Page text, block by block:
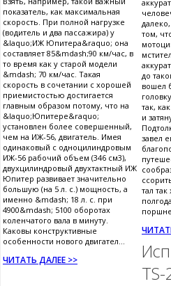
показатель, как максимальная
скорость. При полной нагрузке
(водитель и два пассажира) у
&laquo;ИЖ Юпитера&raquo; она
составляет 85&mdash;90 км/час, в
то время как у старой модели
&mdash; 70 км/час. Такая
скорость в сочетании с хорошей
приемистостью достигается
главным образом потому, что на
&laquo;Юпитере&raquo;
установлен более совершенный,
чем на ИЖ-56, двигатель. Имея
одинаковый с одноцилиндровым
ИЖ-56 рабочий объем (346 см3),
двухцилиндровый двухтактный ИЖ
Юпитер развивает значительно
большую (на 5 л. с.) мощность, а
именно &mdash; 18 л. с. при
4900&mdash; 5100 оборотах
коленчатого вала в минуту.
Каковы конструктивные
особенности нового двигател...
ЧИТАТЬ ДАЛЕЕ >>
том,
до
вошел
так,
и
завел
тал
TS-